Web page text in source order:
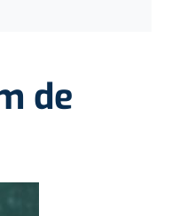
de